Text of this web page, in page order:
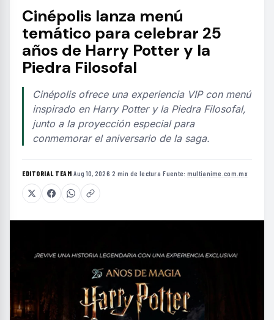
Cinépolis lanza menú
temático para celebrar 25
años de Harry Potter y la
Piedra Filosofal
Cinépolis ofrece una experiencia VIP con menú
inspirado en Harry Potter y la Piedra Filosofal,
junto a la proyección especial para
conmemorar el aniversario de la saga.
EDITORIAL TEAM·Aug 10, 2026·2 min de lectura·Fuente: multianime.com.mx